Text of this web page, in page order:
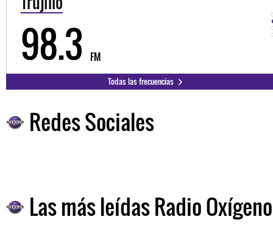
98.3 FM
Todas las frecuencias
Redes Sociales
Las más leídas Radio Oxígeno